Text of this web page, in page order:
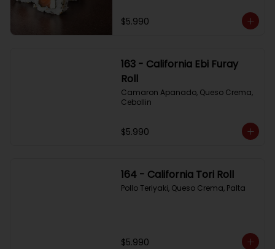
$5.990
163 - California Ebi Furay
Roll
Camaron Apanado, Queso Crema,
Cebollin
$5.990
164 - California Tori Roll
Pollo Teriyaki, Queso Crema, Palta
$5.990